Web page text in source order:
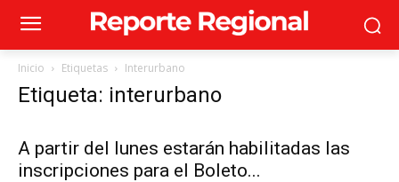
Inicio Etiquetas Interurbano
Etiqueta: interurbano
A partir del lunes estarán habilitadas las
inscripciones para el Boleto...